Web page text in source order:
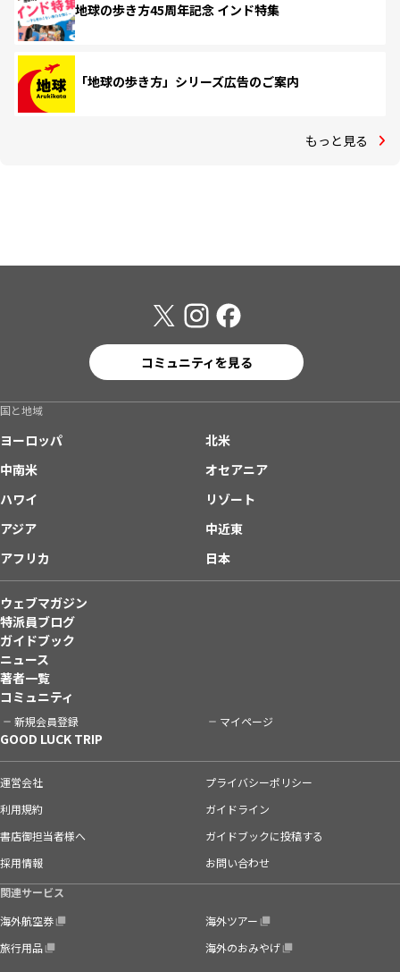
地球の歩き方45周年記念 インド特集
「地球の歩き方」シリーズ広告のご案内
もっと見る
コミュニティを見る
国と地域
ヨーロッパ
北米
中南米
オセアニア
ハワイ
リゾート
アジア
中近東
アフリカ
日本
ウェブマガジン
特派員ブログ
ガイドブック
ニュース
著者一覧
コミュニティ
新規会員登録 マイページ
GOOD LUCK TRIP
運営会社
プライバシーポリシー
利用規約
ガイドライン
書店御担当者様へ
ガイドブックに投稿する
採用情報
お問い合わせ
関連サービス
海外航空券
海外ツアー
旅行用品
海外のおみやげ